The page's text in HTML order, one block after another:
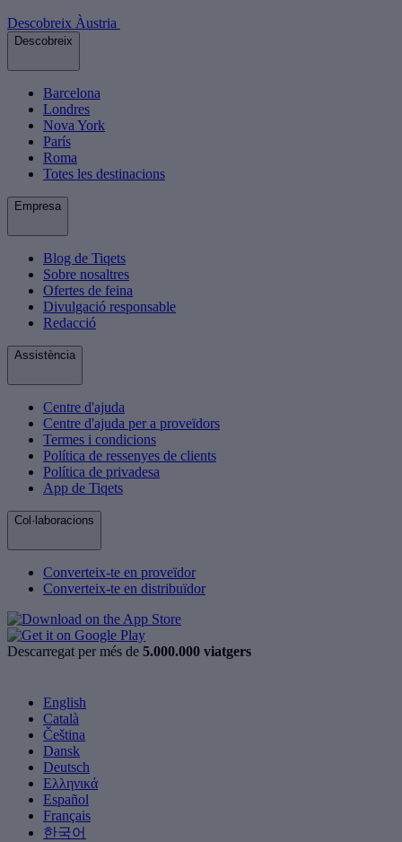
Descobreix Àustria
Descobreix
Barcelona
Londres
Nova York
París
Roma
Totes les destinacions
Empresa
Blog de Tiqets
Sobre nosaltres
Ofertes de feina
Divulgació responsable
Redacció
Assistència
Centre d'ajuda
Centre d'ajuda per a proveïdors
Termes i condicions
Política de ressenyes de clients
Política de privadesa
App de Tiqets
Col·laboracions
Converteix-te en proveïdor
Converteix-te en distribuïdor
Descarregat per més de 5.000.000 viatgers
English
Català
Čeština
Dansk
Deutsch
Ελληνικά
Español
Français
한국어